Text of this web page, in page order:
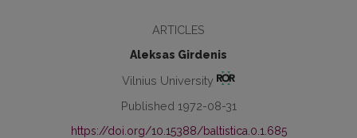
ARTICLES
Aleksas Girdenis
Vilnius University
Published 1972-08-31
https://doi.org/10.15388/baltistica.0.1.685